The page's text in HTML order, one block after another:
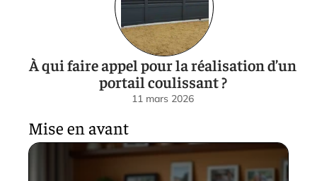
À qui faire appel pour la réalisation d’un
portail coulissant ?
11 mars 2026
Mise en avant